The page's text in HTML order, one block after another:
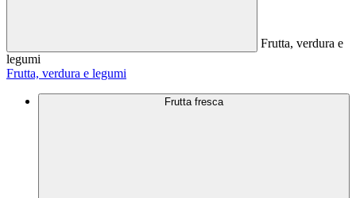
Frutta, verdura e
legumi
Frutta, verdura e legumi
Frutta fresca